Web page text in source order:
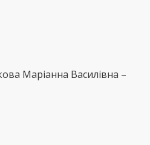
Маріанна Василівна –